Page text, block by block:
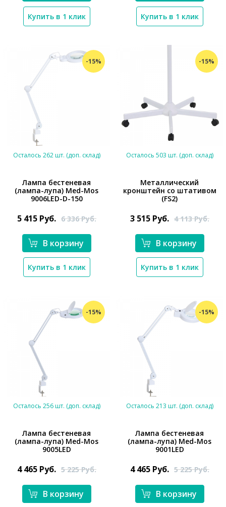
Купить в 1 клик Купить в 1 клик
-15%
*}
Осталось 262 шт. (доп. склад)
Лампа бестеневая
(лампа-лупа) Med-Mos
9006LED-D-150
5 415 Руб. 6 336Руб.
В корзину
Купить в 1 клик
-15%
*}
Осталось 503 шт. (доп. склад)
Металлический
кронштейн со штативом
(FS2)
3 515 Руб. 4 113Руб.
В корзину
Купить в 1 клик
-15%
*}
Осталось 256 шт. (доп. склад)
Лампа бестеневая
(лампа-лупа) Med-Mos
9005LED
4 465 Руб. 5 225Руб.
В корзину
-15%
*}
Осталось 213 шт. (доп. склад)
Лампа бестеневая
(лампа-лупа) Med-Mos
9001LED
4 465 Руб. 5 225Руб.
В корзину